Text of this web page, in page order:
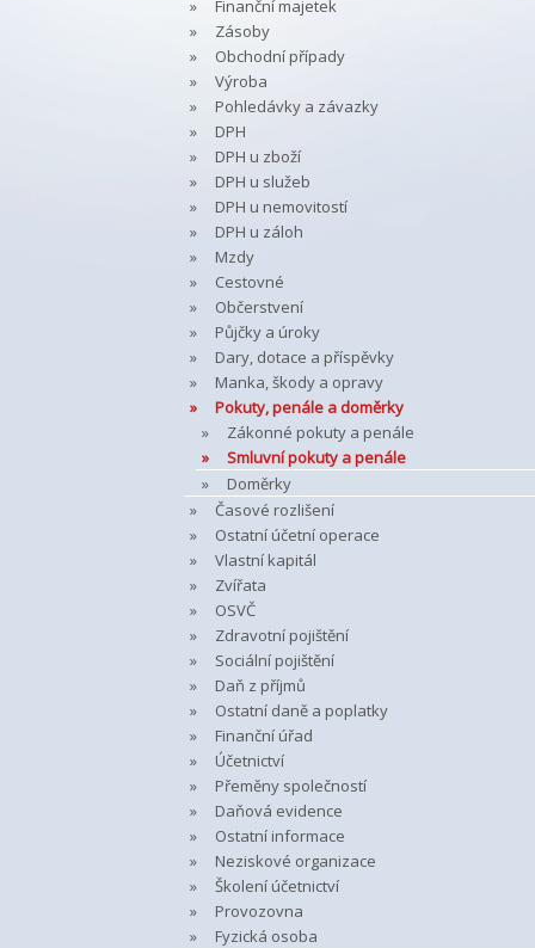
Finanční majetek
Zásoby
Obchodní případy
Výroba
Pohledávky a závazky
DPH
DPH u zboží
DPH u služeb
DPH u nemovitostí
DPH u záloh
Mzdy
Cestovné
Občerstvení
Půjčky a úroky
Dary, dotace a příspěvky
Manka, škody a opravy
Pokuty, penále a doměrky
Zákonné pokuty a penále
Smluvní pokuty a penále
Doměrky
Časové rozlišení
Ostatní účetní operace
Vlastní kapitál
Zvířata
OSVČ
Zdravotní pojištění
Sociální pojištění
Daň z příjmů
Ostatní daně a poplatky
Finanční úřad
Účetnictví
Přeměny společností
Daňová evidence
Ostatní informace
Neziskové organizace
Školení účetnictví
Provozovna
Fyzická osoba